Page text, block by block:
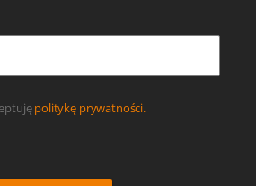
politykę prywatności.